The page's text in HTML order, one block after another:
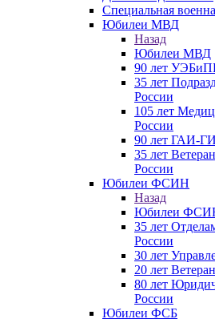
Специальная
Юбилеи МВД
Назад
Юбилеи МВД
90 лет
35 лет
России
105 лет
России
90 лет ГАИ-
35 лет
России
Юбилеи ФСИН
Назад
Юбилеи
35 лет
России
30 лет
20 лет
80 лет
России
Юбилеи ФСБ